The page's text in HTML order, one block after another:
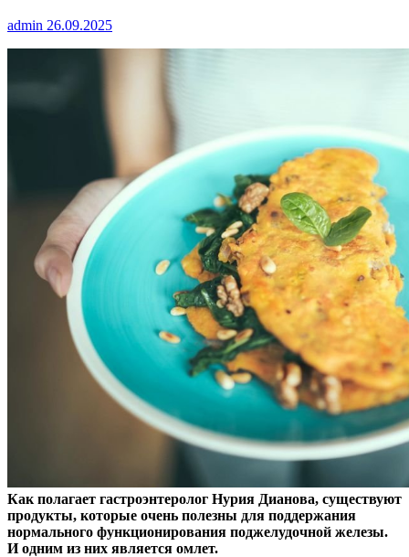
admin 26.09.2025
Как полагает гастроэнтеролог Нурия Дианова, существуют
продукты, которые очень полезны для поддержания
нормального функционирования поджелудочной железы.
Иодним из них является омлет.